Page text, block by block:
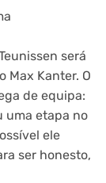
será
Max Kanter. O
de equipa:
uma etapa no
ele
ser honesto,